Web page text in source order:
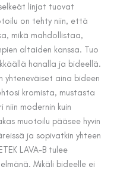
linjat tuovat
on tehty niin, että
mikä mahdollistaa,
altaiden kanssa. Tuo
hanalla ja bideellä.
yhteneväiset aina bideen
kromista, mustasta
modernin kuin
muotoilu pääsee hyvin
ja sopivatkin yhteen
LAVA-B tulee
Mikäli bideelle ei